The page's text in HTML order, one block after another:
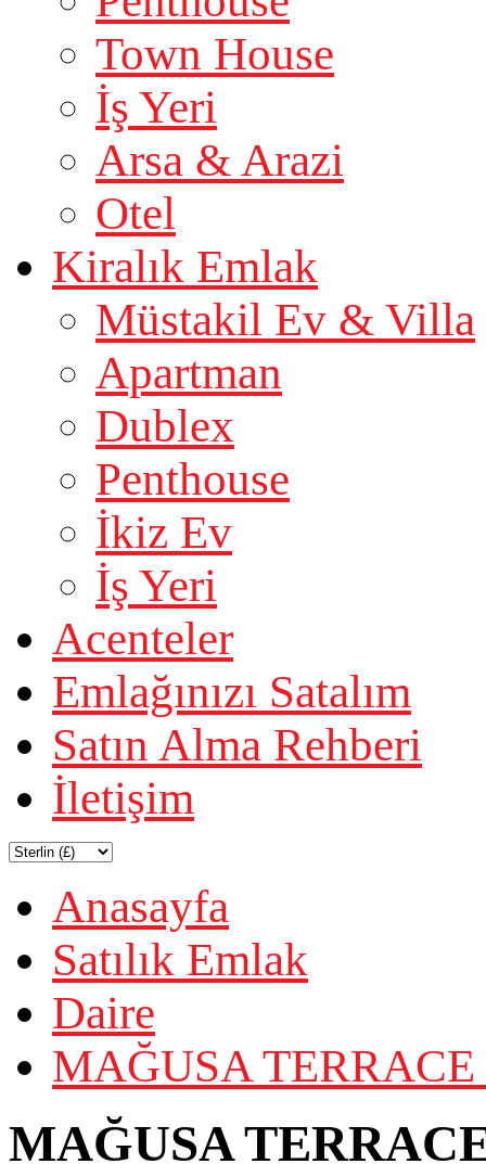
Town House
İş Yeri
Arsa & Arazi
Otel
Kiralık Emlak
Müstakil Ev & Villa
Apartman
Dublex
Penthouse
İkiz Ev
İş Yeri
Acenteler
Emlağınızı Satalım
Satın Alma Rehberi
İletişim
Anasayfa
Satılık Emlak
Daire
MAĞUSA
MAĞUSA